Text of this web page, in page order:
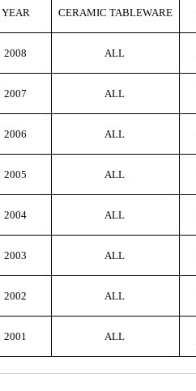
YEAR CERAMIC TABLEWARE
2008 ALL
2007 ALL
2006 ALL
2005 ALL
2004 ALL
2003 ALL
2002 ALL
2001 ALL